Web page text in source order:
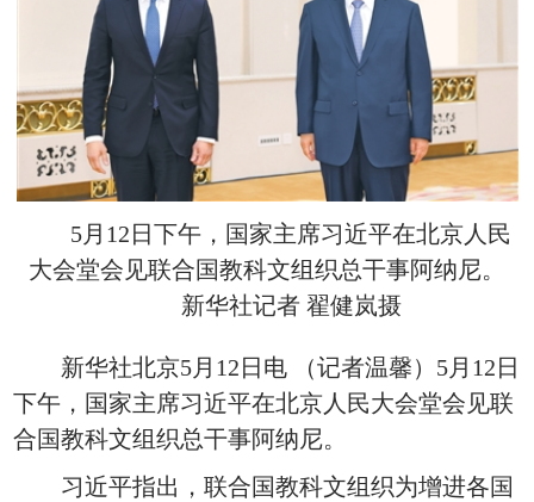
5月12日下午，国家主席习近平在北京人民
大会堂会见联合国教科文组织总干事阿纳尼。
新华社记者 翟健岚摄
新华社北京5月12日电 （记者温馨）5月12日
下午，国家主席习近平在北京人民大会堂会见联
合国教科文组织总干事阿纳尼。
习近平指出，联合国教科文组织为增进各国